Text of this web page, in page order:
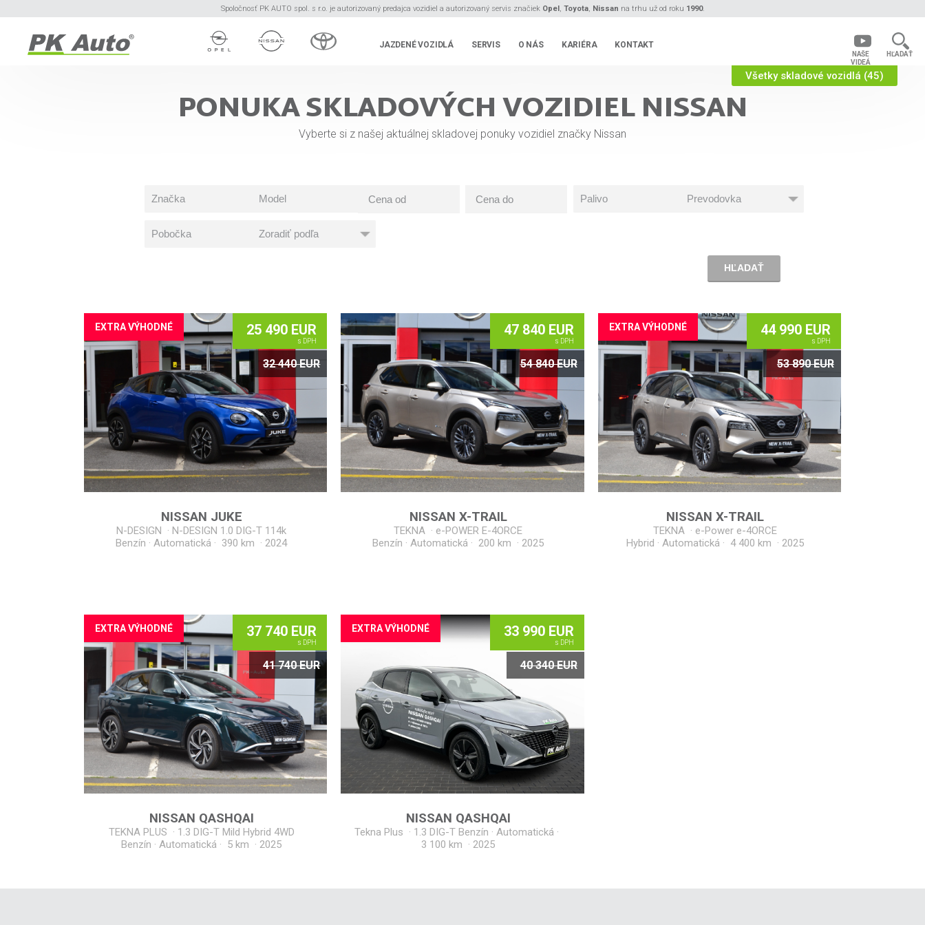
Spoločnosť PK AUTO spol. s r.o. je autorizovaný predajca vozidiel a autorizovaný servis značiek Opel, Toyota, Nissan na trhu už od roku 1990.
JAZDENÉ VOZIDLÁ SERVIS O NÁS KARIÉRA KONTAKT
NAŠE
VIDEÁ
HĽADAŤ
Všetky skladové vozidlá (45)
PONUKA SKLADOVÝCH VOZIDIEL NISSAN
Vyberte si z našej aktuálnej skladovej ponuky vozidiel značky Nissan
32 440 EUR
25 490 EUR
s DPH
EXTRA VÝHODNÉ
NISSAN JUKE
N-DESIGN · N-DESIGN 1.0 DIG-T 114k
Benzín · Automatická · 390 km · 2024
54 840 EUR
47 840 EUR
s DPH
NISSAN X-TRAIL
TEKNA · e-POWER E-4ORCE
Benzín · Automatická · 200 km · 2025
53 890 EUR
44 990 EUR
s DPH
EXTRA VÝHODNÉ
NISSAN X-TRAIL
TEKNA · e-Power e-4ORCE
Hybrid · Automatická · 4 400 km · 2025
41 740 EUR
37 740 EUR
s DPH
EXTRA VÝHODNÉ
NISSAN QASHQAI
TEKNA PLUS · 1.3 DIG-T Mild Hybrid 4WD
Benzín · Automatická · 5 km · 2025
40 340 EUR
33 990 EUR
s DPH
EXTRA VÝHODNÉ
NISSAN QASHQAI
Tekna Plus · 1.3 DIG-T Benzín · Automatická ·
3 100 km · 2025